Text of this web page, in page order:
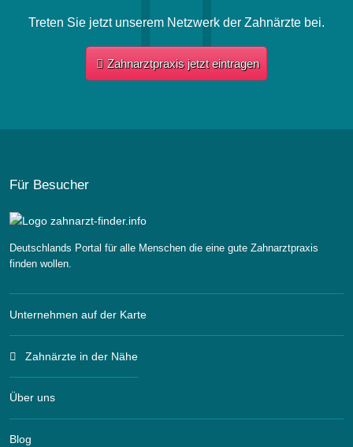
Treten Sie jetzt unserem Netzwerk der Zahnärzte bei.
Zahnarztpraxis jetzt eintragen
Für Besucher
Deutschlands Portal für alle Menschen die eine gute Zahnarztpraxis
finden wollen.
Unternehmen auf der Karte
Zahnärzte in der Nähe
Über uns
Blog